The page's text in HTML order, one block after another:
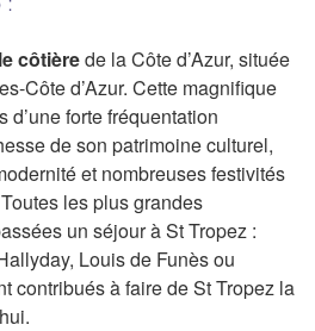
côtièrede la Côte d’Azur, située
Côte d’Azur. Cette magnifique
forte fréquentation
de son patrimoine culturel,
et nombreuses festivités
les plus grandes
un séjour à St Tropez :
Louis de Funès ou
contribués à faire de St Tropez la